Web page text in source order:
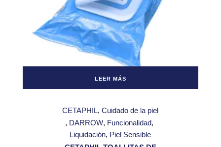
LEER MÁS
CETAPHIL Cuidado de la piel
DARROW Funcionalidad
Liquidación Piel Sensible